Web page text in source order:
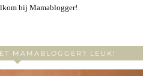
bij Mamablogger!
MAMABLOGGER? LEUK!